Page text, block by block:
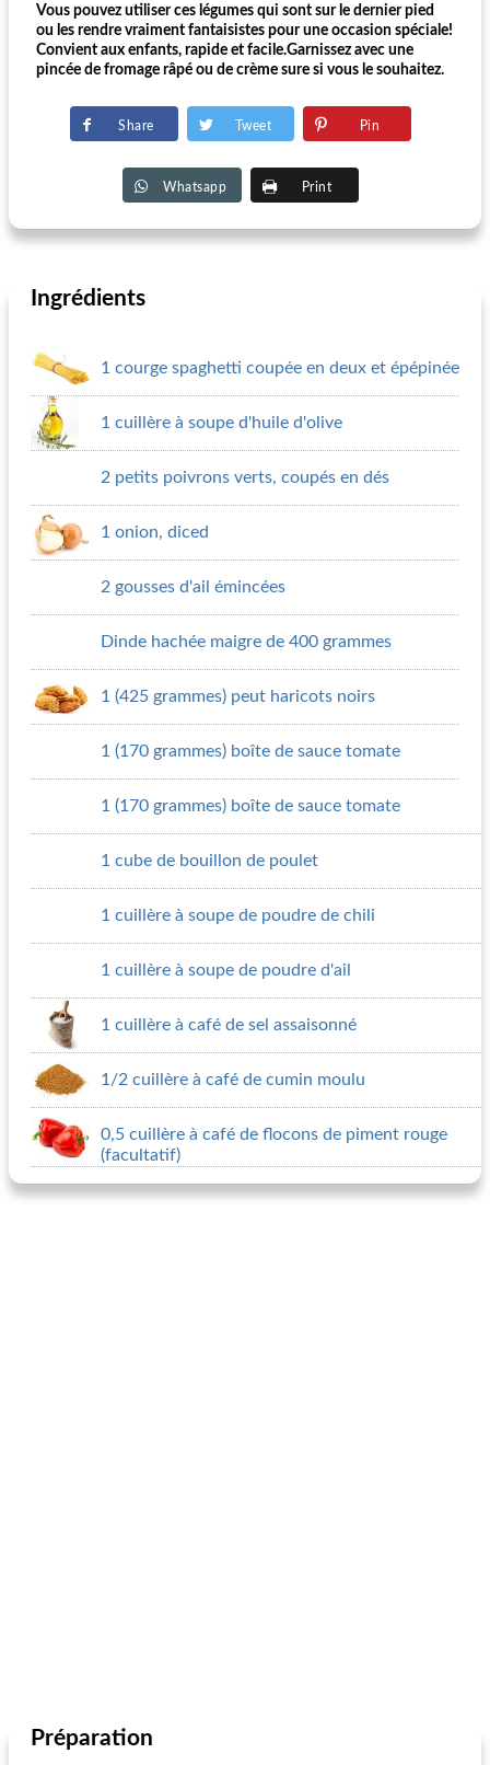
Vous pouvez utiliser ces légumes qui sont sur le dernier pied
ou les rendre vraiment fantaisistes pour une occasion spéciale!
Convient aux enfants, rapide et facile.Garnissez avec une
pincée de fromage râpé ou de crème sure si vous le souhaitez.
Share Tweet Pin
Whatsapp Print
Ingrédients
1 courge spaghetti coupée en deux et épépinée
1 cuillère à soupe d'huile d'olive
2 petits poivrons verts, coupés en dés
1 onion, diced
2 gousses d'ail émincées
Dinde hachée maigre de 400 grammes
1 (425 grammes) peut haricots noirs
1 (170 grammes) boîte de sauce tomate
1 (170 grammes) boîte de sauce tomate
1 cube de bouillon de poulet
1 cuillère à soupe de poudre de chili
1 cuillère à soupe de poudre d'ail
1 cuillère à café de sel assaisonné
1/2 cuillère à café de cumin moulu
0,5 cuillère à café de flocons de piment rouge
(facultatif)
Préparation